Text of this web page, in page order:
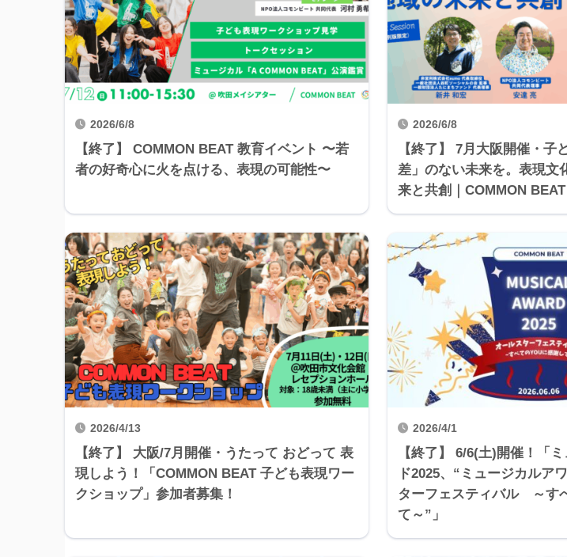
2026/6/8
【終了】 COMMON BEAT 教育イベント 〜若
者の好奇心に火を点ける、表現の可能性〜
2026/6/8
【終了】 7月大阪開催・子
差」のない未来を。表現文
来と共創｜COMMON
2026/4/13
【終了】 大阪/7月開催・うたって おどって 表
現しよう！「COMMON BEAT 子ども表現ワー
クショップ」参加者募集！
2026/4/1
【終了】 6/6(土)開催！「
ド2025、“ミュージカルア
ターフェスティバル ～す
て～”」